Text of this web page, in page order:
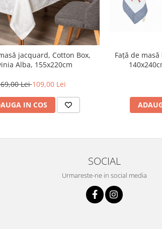
jacquard, Cotton Box,
Alba, 155x220cm
Lei109,00 Lei
IN COS
Față de
SOCIAL
Urmareste-ne in social media